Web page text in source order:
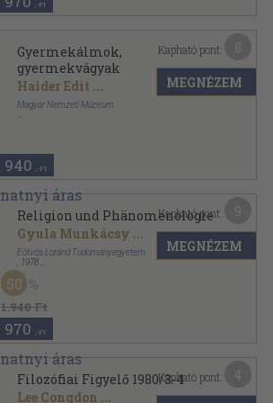
,-Ft
Gyermekálmok,
gyermekvágyak
Haider Edit ...
Magyar Nemzeti Múzeum
940 ,-Ft
Kapható pont:
MEGNÉZEM
Religion und Phänomenologie
Gyula Munkácsy ...
Eötvös Loránd Tudományegyetem
1978
Ragasztott papírkötés
Annales Universitatis Scientiarum Budapestinensis
de Rolando Eötvös nominatae sorozat
1.940 Ft
50
970 ,-Ft
Kapható pont:
MEGNÉZEM
Filozófiai Figyelő 1980/3-4
Lee Congdon ...
Kapható pont: